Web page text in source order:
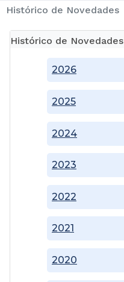
Histórico de Novedades
Histórico de Novedades
2020
2021
2022
2023
2024
2025
2026